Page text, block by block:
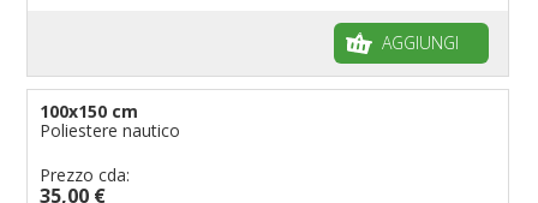
AGGIUNGI
100x150 cm
Poliestere nautico
Prezzo cda:
35,00 €